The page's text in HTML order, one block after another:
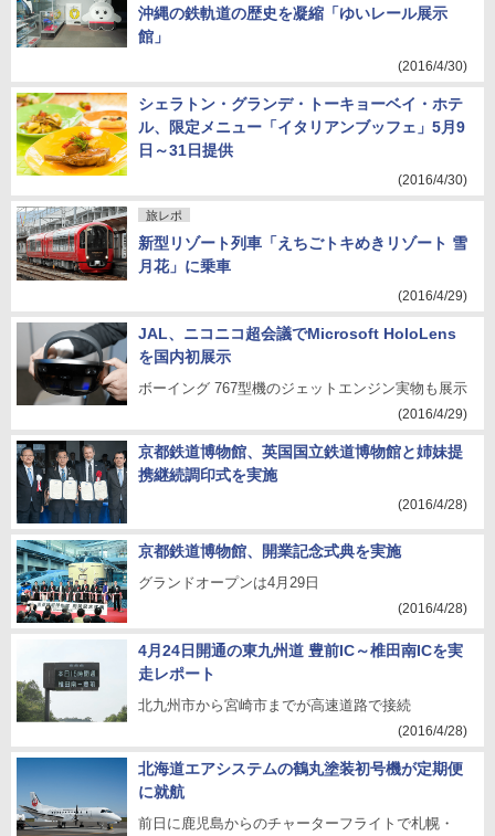
沖縄の鉄軌道の歴史を凝縮「ゆいレール展示
館」
(2016/4/30)
シェラトン・グランデ・トーキョーベイ・ホテ
ル、限定メニュー「イタリアンブッフェ」5月9
日～31日提供
(2016/4/30)
旅レポ
新型リゾート列車「えちごトキめきリゾート 雪
月花」に乗車
(2016/4/29)
JAL、ニコニコ超会議でMicrosoft HoloLens
を国内初展示
ボーイング 767型機のジェットエンジン実物も展示
(2016/4/29)
京都鉄道博物館、英国国立鉄道博物館と姉妹提
携継続調印式を実施
(2016/4/28)
京都鉄道博物館、開業記念式典を実施
グランドオープンは4月29日
(2016/4/28)
4月24日開通の東九州道 豊前IC～椎田南ICを実
走レポート
北九州市から宮崎市までが高速道路で接続
(2016/4/28)
北海道エアシステムの鶴丸塗装初号機が定期便
に就航
前日に鹿児島からのチャーターフライトで札幌・